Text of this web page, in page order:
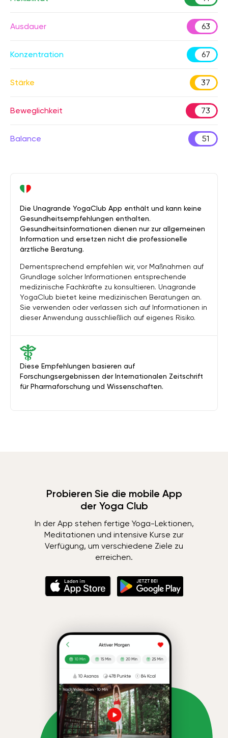
Ausdauer 63
Konzentration 67
Stärke 37
Beweglichkeit 73
Balance 51
Diese Empfehlungen basieren auf
Forschungsergebnissen der Internationalen Zeitschrift
für Pharmaforschung und Wissenschaften.
Die Unagrande YogaClub App enthält und kann keine
Gesundheitsempfehlungen enthalten.
Gesundheitsinformationen dienen nur zur allgemeinen
Information und ersetzen nicht die professionelle
ärztliche Beratung.
Dementsprechend empfehlen wir, vor Maßnahmen auf
Grundlage solcher Informationen entsprechende
medizinische Fachkräfte zu konsultieren. Unagrande
YogaClub bietet keine medizinischen Beratungen an.
Sie verwenden oder verlassen sich auf Informationen in
dieser Anwendung ausschließlich auf eigenes Risiko.
Probieren Sie die mobile App
der Yoga Club
In der App stehen fertige Yoga-Lektionen,
Meditationen und intensive Kurse zur
Verfügung, um verschiedene Ziele zu
erreichen.